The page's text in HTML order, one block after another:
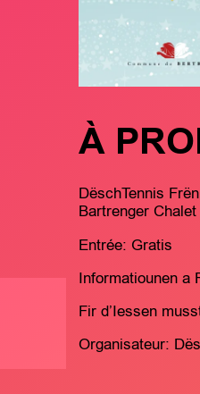
À
DëschTennis
Bartrenger
Entrée: Gratis
Informatiounen a
Fir d’Iessen
Organisateur: